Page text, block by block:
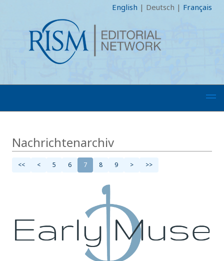
English | Deutsch | Français
Nachrichtenarchiv
<< < 5 6 7 8 9 > >>